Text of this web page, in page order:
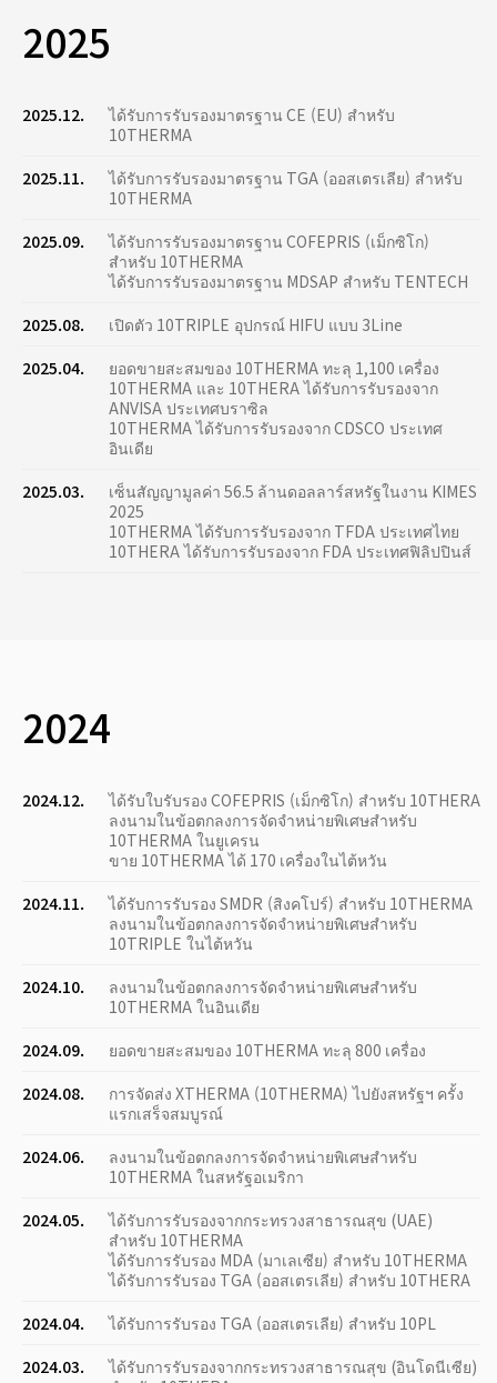
2025
2025.12.
ได้รับการรับรองมาตรฐาน CE (EU) สำหรับ
10THERMA
2025.11.
ได้รับการรับรองมาตรฐาน TGA (ออสเตรเลีย) สำหรับ
10THERMA
2025.09.
ได้รับการรับรองมาตรฐาน COFEPRIS (เม็กซิโก)
สำหรับ 10THERMA
ได้รับการรับรองมาตรฐาน MDSAP สำหรับ TENTECH
2025.08.
เปิดตัว 10TRIPLE อุปกรณ์ HIFU แบบ 3Line
2025.04.
ยอดขายสะสมของ 10THERMA ทะลุ 1,100 เครื่อง
10THERMA และ 10THERA ได้รับการรับรองจาก
ANVISA ประเทศบราซิล
10THERMA ได้รับการรับรองจาก CDSCO ประเทศ
อินเดีย
2025.03.
เซ็นสัญญามูลค่า 56.5 ล้านดอลลาร์สหรัฐในงาน KIMES
2025
10THERMA ได้รับการรับรองจาก TFDA ประเทศไทย
10THERA ได้รับการรับรองจาก FDA ประเทศฟิลิปปินส์
2024
2024.12.
ได้รับใบรับรอง COFEPRIS (เม็กซิโก) สำหรับ 10THERA
ลงนามในข้อตกลงการจัดจำหน่ายพิเศษสำหรับ
10THERMA ในยูเครน
ขาย 10THERMA ได้ 170 เครื่องในไต้หวัน
2024.11.
ได้รับการรับรอง SMDR (สิงคโปร์) สำหรับ 10THERMA
ลงนามในข้อตกลงการจัดจำหน่ายพิเศษสำหรับ
10TRIPLE ในไต้หวัน
2024.10.
ลงนามในข้อตกลงการจัดจำหน่ายพิเศษสำหรับ
10THERMA ในอินเดีย
2024.09.
ยอดขายสะสมของ 10THERMA ทะลุ 800 เครื่อง
2024.08.
การจัดส่ง XTHERMA (10THERMA) ไปยังสหรัฐฯ ครั้ง
แรกเสร็จสมบูรณ์
2024.06.
ลงนามในข้อตกลงการจัดจำหน่ายพิเศษสำหรับ
10THERMA ในสหรัฐอเมริกา
2024.05.
ได้รับการรับรองจากกระทรวงสาธารณสุข (UAE)
สำหรับ 10THERMA
ได้รับการรับรอง MDA (มาเลเซีย) สำหรับ 10THERMA
ได้รับการรับรอง TGA (ออสเตรเลีย) สำหรับ 10THERA
2024.04.
ได้รับการรับรอง TGA (ออสเตรเลีย) สำหรับ 10PL
2024.03.
ได้รับการรับรองจากกระทรวงสาธารณสุข (อินโดนีเซีย)